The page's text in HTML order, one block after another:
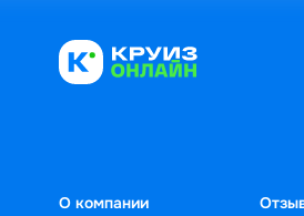
О компании